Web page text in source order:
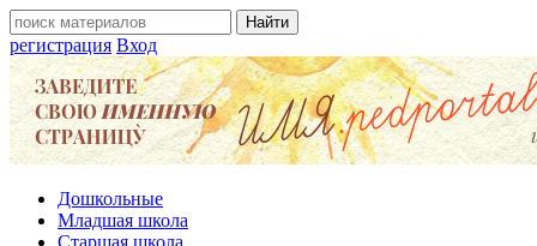
регистрация Вход
Дошкольные
Младшая школа
Старшая школа